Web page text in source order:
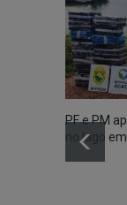
PF e PM
no lago